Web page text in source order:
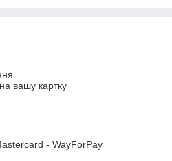
вашу картку
- WayForPay